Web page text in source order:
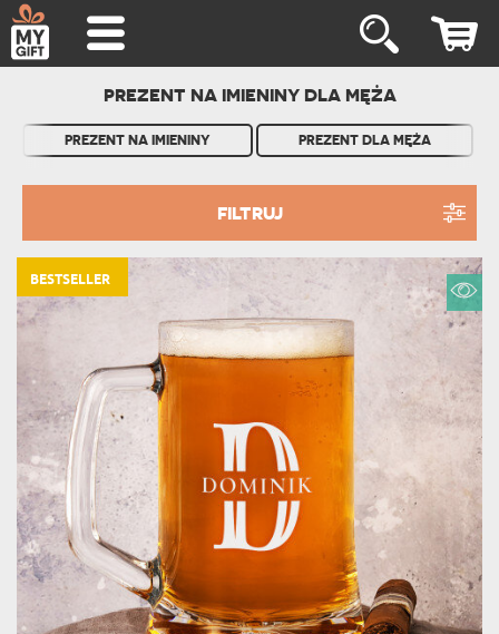
PREZENT NA IMIENINY DLA MĘŻA
PREZENT NA IMIENINY PREZENT DLA MĘŻA
FILTRUJ
BESTSELLER